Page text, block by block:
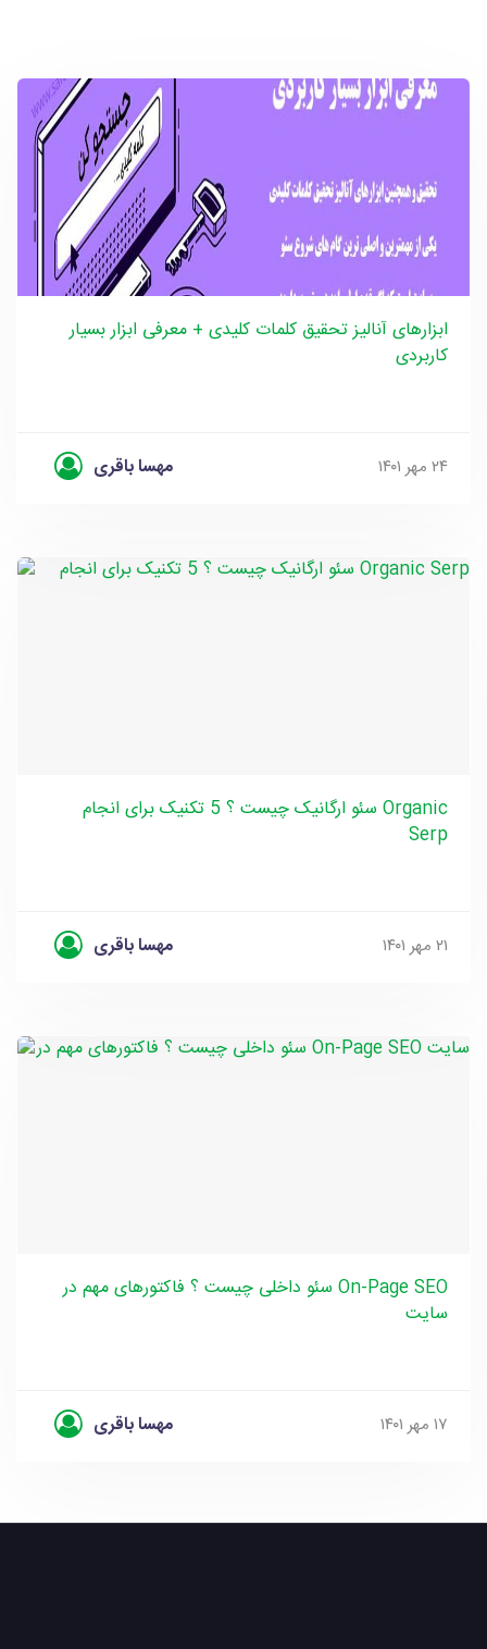
ابزارهای آنالیز تحقیق کلمات کلیدی + معرفی ابزار بسیار
کاربردی
مهسا باقری ۲۴ مهر ۱۴۰۱
سئو ارگانیک چیست ؟ 5 تکنیک برای انجام Organic
Serp
مهسا باقری ۲۱ مهر ۱۴۰۱
سئو داخلی چیست ؟ فاکتورهای مهم در On-Page SEO
سایت
مهسا باقری ۱۷ مهر ۱۴۰۱